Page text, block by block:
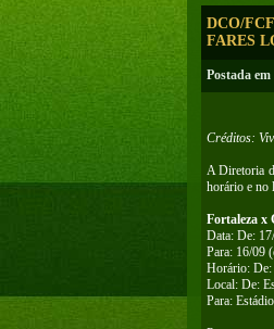
DCO/
FARES
Postada em
Créditos:
A Diretoria
horário e no
Fortaleza x
Data: De:
Para: 16/09
Horário: De:
Local: De:
Para: